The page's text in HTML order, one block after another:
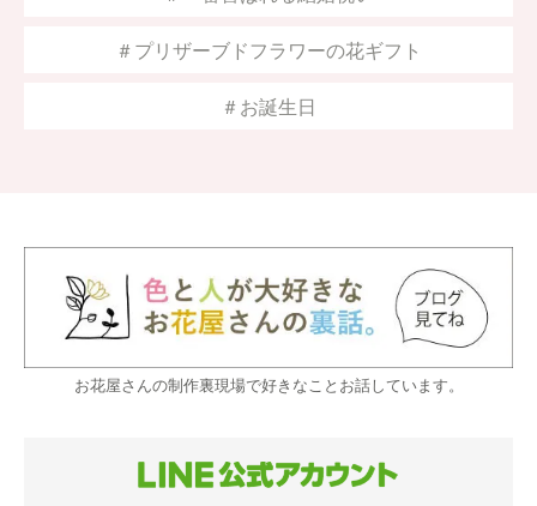
＃プリザーブドフラワーの花ギフト
＃お誕生日
お花屋さんの制作裏現場で好きなことお話しています。